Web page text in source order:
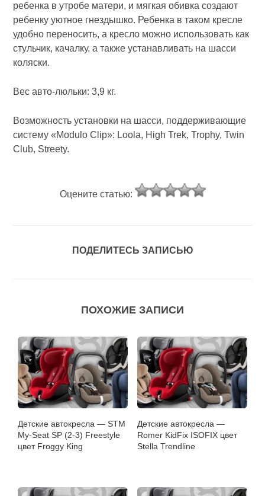
ребенка в утробе матери, и мягкая обивка создают
ребенку уютное гнездышко. Ребенка в таком кресле
удобно переносить, а кресло можно использовать как
стульчик, качалку, а также устанавливать на шасси
коляски.
Вес авто-люльки: 3,9 кг.
Возможность установки на шасси, поддерживающие
систему «Modulo Clip»: Loola, High Trek, Trophy, Twin
Club, Streety.
Оцените статью:
ПОДЕЛИТЕСЬ ЗАПИСЬЮ
ПОХОЖИЕ ЗАПИСИ
Детские автокресла — STM
My-Seat SP (2-3) Freestyle
цвет Froggy King
Детские автокресла —
Romer KidFix ISOFIX цвет
Stella Trendline